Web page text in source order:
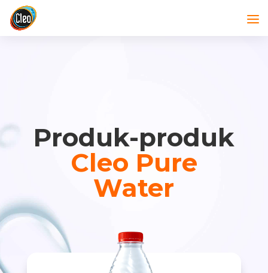
Produk-produk
Cleo Pure
Water